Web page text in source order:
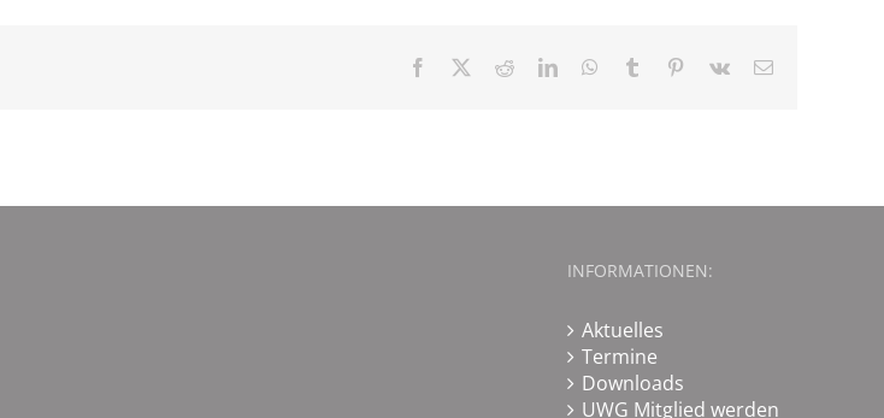
Facebook RedditLinkedInWhatsApp
Tumblr Pinterest
Vk
E-
INFORMATIONEN:
Aktuelles
Termine
Downloads
UWG Mitglied werden